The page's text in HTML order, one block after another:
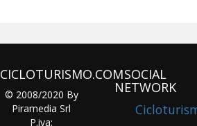
CICLOTURISMO.COM
© 2008/2020 By
Piramedia Srl
P.iva:
SOCIAL
NETWORK